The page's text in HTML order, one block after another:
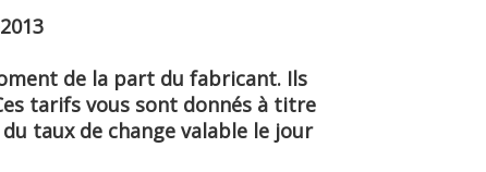
de la part du fabricant. Ils
tarifs vous sont donnés à titre
taux de change valable le jour